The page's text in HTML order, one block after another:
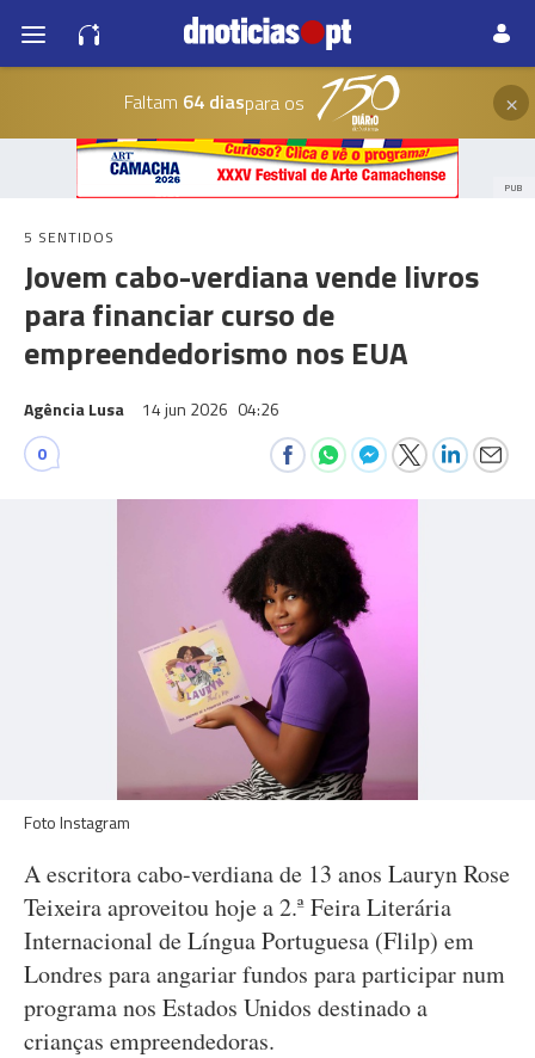
Faltam 64 diaspara os ×
PUB
5 SENTIDOS
Jovem cabo-verdiana vende livros
para financiar curso de
empreendedorismo nos EUA
Agência Lusa 14 jun 2026 04:26
0
Foto Instagram
A escritora cabo-verdiana de 13 anos Lauryn Rose
Teixeira aproveitou hoje a 2.ª Feira Literária
Internacional de Língua Portuguesa (Flilp) em
Londres para angariar fundos para participar num
programa nos Estados Unidos destinado a
crianças empreendedoras.